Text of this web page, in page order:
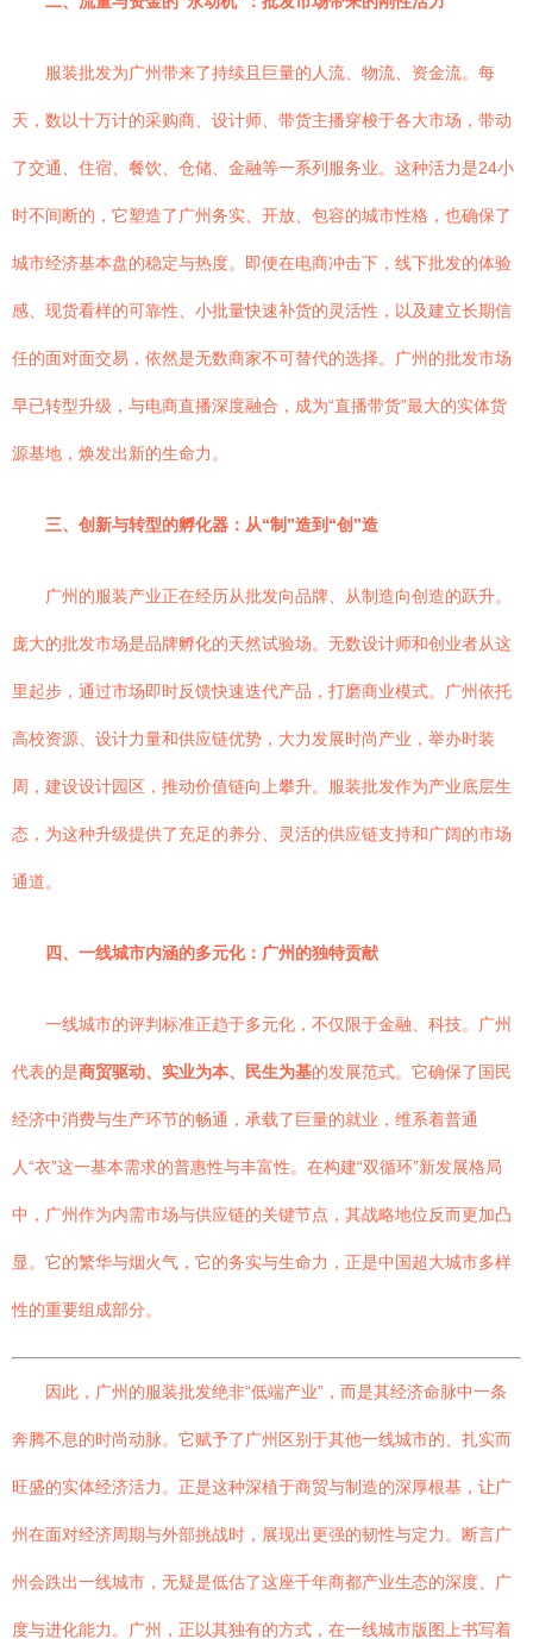
服装批发为广州带来了持续且巨量的人流、物流、资金流。每
天，数以十万计的采购商、设计师、带货主播穿梭于各大市场，带动
了交通、住宿、餐饮、仓储、金融等一系列服务业。这种活力是24小
时不间断的，它塑造了广州务实、开放、包容的城市性格，也确保了
城市经济基本盘的稳定与热度。即便在电商冲击下，线下批发的体验
感、现货看样的可靠性、小批量快速补货的灵活性，以及建立长期信
任的面对面交易，依然是无数商家不可替代的选择。广州的批发市场
早已转型升级，与电商直播深度融合，成为“直播带货”最大的实体货
源基地，焕发出新的生命力。
三、创新与转型的孵化器：从“制”造到“创”造
广州的服装产业正在经历从批发向品牌、从制造向创造的跃升。
庞大的批发市场是品牌孵化的天然试验场。无数设计师和创业者从这
里起步，通过市场即时反馈快速迭代产品，打磨商业模式。广州依托
高校资源、设计力量和供应链优势，大力发展时尚产业，举办时装
周，建设设计园区，推动价值链向上攀升。服装批发作为产业底层生
态，为这种升级提供了充足的养分、灵活的供应链支持和广阔的市场
通道。
四、一线城市内涵的多元化：广州的独特贡献
一线城市的评判标准正趋于多元化，不仅限于金融、科技。广州
代表的是商贸驱动、实业为本、民生为基的发展范式。它确保了国民
经济中消费与生产环节的畅通，承载了巨量的就业，维系着普通
人“衣”这一基本需求的普惠性与丰富性。在构建“双循环”新发展格局
中，广州作为内需市场与供应链的关键节点，其战略地位反而更加凸
显。它的繁华与烟火气，它的务实与生命力，正是中国超大城市多样
性的重要组成部分。
因此，广州的服装批发绝非“低端产业”，而是其经济命脉中一条
奔腾不息的时尚动脉。它赋予了广州区别于其他一线城市的、扎实而
旺盛的实体经济活力。正是这种深植于商贸与制造的深厚根基，让广
州在面对经济周期与外部挑战时，展现出更强的韧性与定力。断言广
州会跌出一线城市，无疑是低估了这座千年商都产业生态的深度、广
度与进化能力。广州，正以其独有的方式，在一线城市版图上书写着